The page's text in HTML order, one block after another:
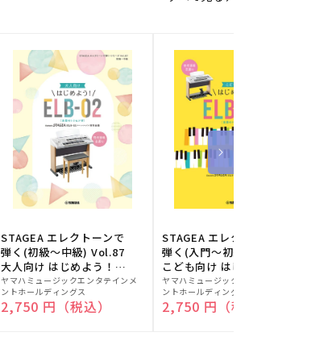
STAGEA エレクトーンで
弾く(初級～中級) Vol.87
大人向け はじめよう！
ELB-02(楽器のトリセツ
付)
販
売
元:
ヤマハミュージックエンタテインメ
ントホールディングス
通常価格
2,750 円（税込）
STAGEA エレクトーンで
弾く(入門～初級) Vol.86
こども向け はじめよう！
ELB-02(楽器のトリセツ
付)
販
売
元:
ヤマハミュージックエンタテインメ
ントホールディングス
通常価格
2,750 円（税込）